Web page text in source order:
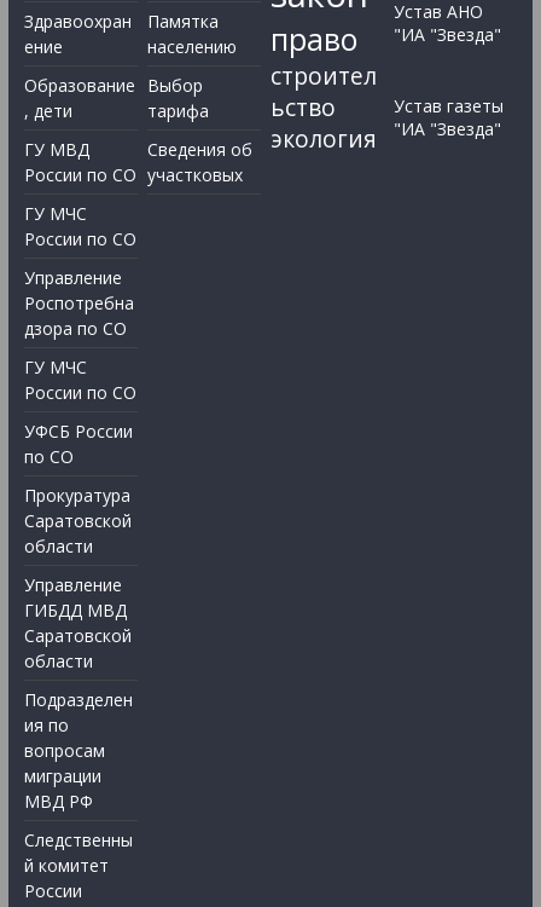
Здравоохран
ение
Образование
, дети
ГУ МВД
России по СО
ГУ МЧС
России по СО
Управление
Роспотребна
дзора по СО
ГУ МЧС
России по СО
УФСБ России
по СО
Прокуратура
Саратовской
области
Управление
ГИБДД МВД
Саратовской
области
Подразделен
ия по
вопросам
миграции
МВД РФ
Следственны
й комитет
России
Памятка
населению
Выбор
тарифа
Сведения об
участковых
право
строител
ьство
экология
Устав АНО
"ИА "Звезда"
Устав газеты
"ИА "Звезда"